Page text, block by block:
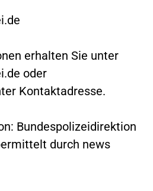
erhalten Sie unter
oder
Kontaktadresse.
Bundespolizeidirektion
durch news